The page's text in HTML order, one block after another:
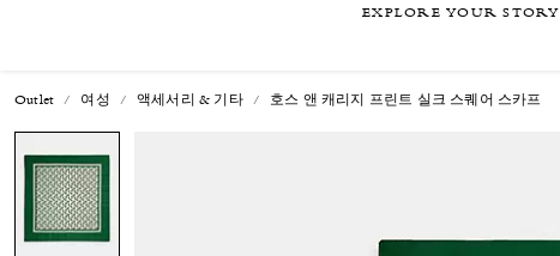
EXPLORE YOUR STORY
Outlet 여성 액세서리 & 기타 호스 앤 캐리지 프린트 실크 스퀘어 스카프